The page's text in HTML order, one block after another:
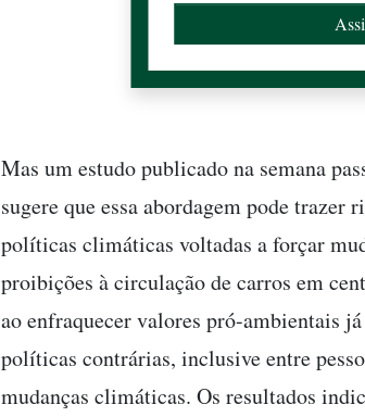
Mas um estudo publicado na semana
sugere que essa abordagem pode trazer
políticas climáticas voltadas a forçar
proibições à circulação de carros em
ao enfraquecer valores pró-ambientais
políticas contrárias, inclusive entre
mudanças climáticas. Os resultados